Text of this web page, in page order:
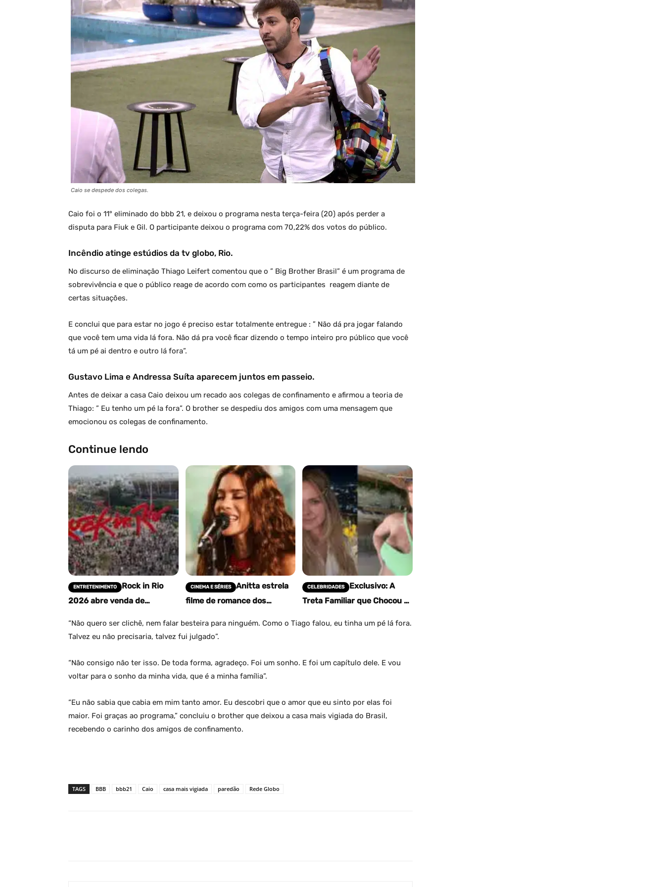
Caio se despede dos colegas.
Caio foi o 11° eliminado do bbb 21, e deixou o programa nesta terça-feira (20) após perder a
disputa para Fiuk e Gil. O participante deixou o programa com 70,22% dos votos do público.
Incêndio atinge estúdios da tv globo, Rio.
No discurso de eliminação Thiago Leifert comentou que o ” Big Brother Brasil” é um programa de
sobrevivência e que o público reage de acordo com como os participantes reagem diante de
certas situações.
E conclui que para estar no jogo é preciso estar totalmente entregue : ” Não dá pra jogar falando
que você tem uma vida lá fora. Não dá pra você ficar dizendo o tempo inteiro pro público que você
tá um pé ai dentro e outro lá fora”.
Gustavo Lima e Andressa Suíta aparecem juntos em passeio.
Antes de deixar a casa Caio deixou um recado aos colegas de confinamento e afirmou a teoria de
Thiago: ” Eu tenho um pé la fora”. O brother se despediu dos amigos com uma mensagem que
emocionou os colegas de confinamento.
Continue lendo
ENTRETENIMENTO
Rock in Rio
2026 abre venda de
como comprar
CINEMA E SÉRIES
Anitta estrela
filme de romance dos
gravações no Rio
CELEBRIDADES
Exclusivo: A
Treta Familiar que Chocou o
Birkheuer Acusa Mãe de
“Não quero ser clichê, nem falar besteira para ninguém. Como o Tiago falou, eu tinha um pé lá fora.
Talvez eu não precisaria, talvez fui julgado”.
“Não consigo não ter isso. De toda forma, agradeço. Foi um sonho. E foi um capítulo dele. E vou
voltar para o sonho da minha vida, que é a minha família”.
“Eu não sabia que cabia em mim tanto amor. Eu descobri que o amor que eu sinto por elas foi
maior. Foi graças ao programa,” concluiu o brother que deixou a casa mais vigiada do Brasil,
recebendo o carinho dos amigos de confinamento.
TAGS BBB bbb21 Caio casa mais vigiada paredão Rede Globo